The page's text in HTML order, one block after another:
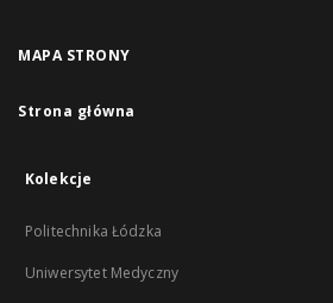
MAPA STRONY
Strona główna
Kolekcje
Politechnika Łódzka
Uniwersytet Medyczny